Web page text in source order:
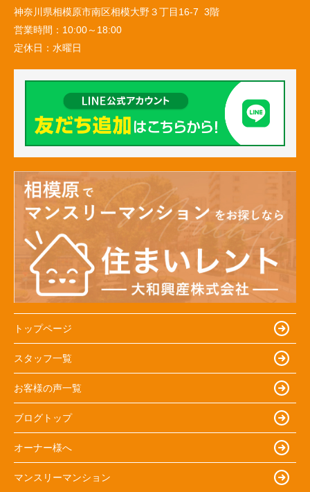
神奈川県相模原市南区相模大野３丁目16-7 3階
営業時間： 10:00～18:00
定休日： 水曜日
トップページ
スタッフ一覧
お客様の声一覧
ブログトップ
オーナー様へ
マンスリーマンション